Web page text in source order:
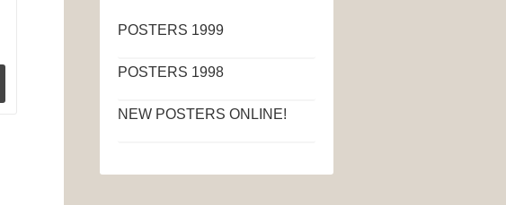
POSTERS 1999
POSTERS 1998
NEW POSTERS ONLINE!